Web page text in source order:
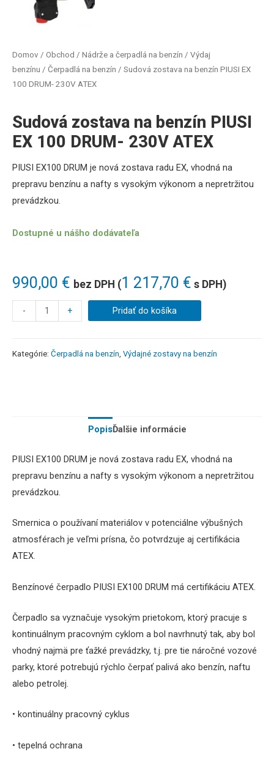
Domov / Obchod / Nádrže a čerpadlá na benzín / Výdaj
benzínu / Čerpadlá na benzín / Sudová zostava na benzín PIUSI EX
100 DRUM- 230V ATEX
Sudová zostava na benzín PIUSI
EX 100 DRUM- 230V ATEX
990,00 € bez DPH (1 217,70 € s DPH)
PIUSI EX100 DRUM je nová zostava radu EX, vhodná na
prepravu benzínu a nafty s vysokým výkonom a nepretržitou
prevádzkou.
Dostupné u nášho dodávateľa
- + Pridať do košíka
Kategórie: Čerpadlá na benzín, Výdajné zostavy na benzín
PopisĎalšie informácie
PIUSI EX100 DRUM je nová zostava radu EX, vhodná na
prepravu benzínu a nafty s vysokým výkonom a nepretržitou
prevádzkou.
Smernica o používaní materiálov v potenciálne výbušných
atmosférach je veľmi prísna, čo potvrdzuje aj certifikácia
ATEX.
Benzínové čerpadlo PIUSI EX100 DRUM má certifikáciu ATEX.
Čerpadlo sa vyznačuje vysokým prietokom, ktorý pracuje s
kontinuálnym pracovným cyklom a bol navrhnutý tak, aby bol
vhodný najmä pre ťažké prevádzky, t.j. pre tie náročné vozové
parky, ktoré potrebujú rýchlo čerpať palivá ako benzín, naftu
alebo petrolej.
• kontinuálny pracovný cyklus
• tepelná ochrana